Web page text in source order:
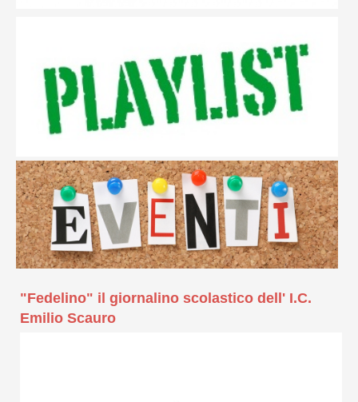
"Fedelino" il giornalino scolastico dell' I.C.
Emilio Scauro